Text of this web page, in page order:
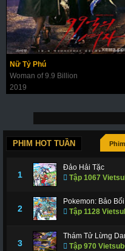
Nữ Tỷ Phú
Woman of 9.9 Billion
2019
PHIM HOT TUẦN
1
Đảo Hải Tặc
Tập 1067
2
Pokemon: Bảo
Tập 1128
3
Thám Tử Lừng
Tập 970